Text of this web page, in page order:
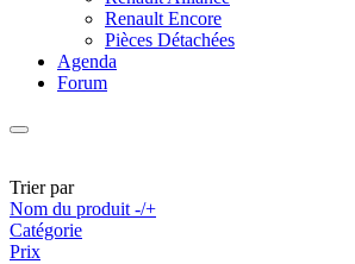
Renault Encore
Pièces Détachées
Agenda
Forum
Trier par
Nom du produit -/+
Catégorie
Prix